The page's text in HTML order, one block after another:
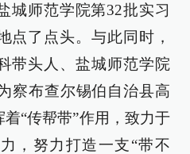
城师范学院第32批实习
点了点头。与此同时，
带头人、盐城师范学院
察布查尔锡伯自治县高
“传帮带”作用，致力于
，努力打造一支“带不